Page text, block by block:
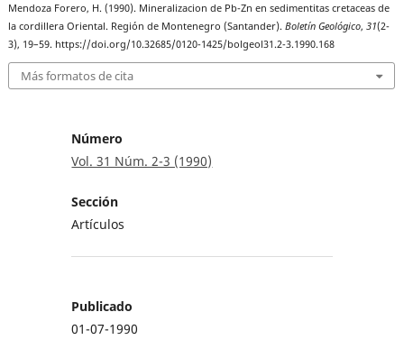
Mendoza Forero, H. (1990). Mineralizacion de Pb-Zn en sedimentitas cretaceas de
la cordillera Oriental. Región de Montenegro (Santander).Boletín Geológico,31(2-
3), 19–59. https://doi.org/10.32685/0120-1425/bolgeol31.2-3.1990.168
Más formatos de cita
Número
Vol. 31 Núm. 2-3 (1990)
Sección
Artículos
Publicado
01-07-1990